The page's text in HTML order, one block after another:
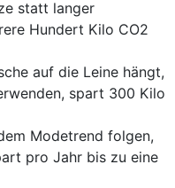
statt langer
Hundert Kilo CO2
auf die Leine hängt,
spart 300 Kilo
Modetrend folgen,
pro Jahr bis zu eine